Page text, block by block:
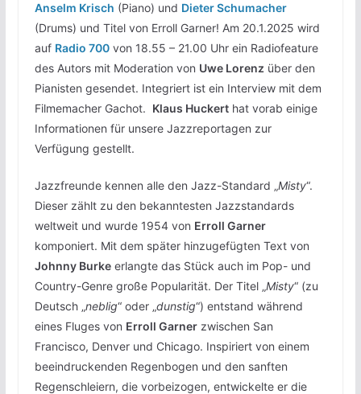
Anselm Krisch (Piano) und Dieter Schumacher
(Drums) und Titel von Erroll Garner! Am 20.1.2025 wird
auf Radio 700von 18.55 – 21.00 Uhr ein Radiofeature
des Autors mit Moderation von Uwe Lorenz über den
Pianisten gesendet. Integriert ist ein Interview mit dem
Filmemacher Gachot. Klaus Huckerthat vorab einige
Informationen für unsere Jazzreportagen zur
Verfügung gestellt.
Jazzfreunde kennen alle den Jazz-Standard „Misty“.
Dieser zählt zu den bekanntesten Jazzstandards
weltweit und wurde 1954 von Erroll Garner
komponiert. Mit dem später hinzugefügten Text von
Johnny Burkeerlangte das Stück auch im Pop- und
Country-Genre große Popularität. Der Titel „Misty“ (zu
Deutsch „neblig“ oder „dunstig“) entstand während
eines Fluges von Erroll Garnerzwischen San
Francisco, Denver und Chicago. Inspiriert von einem
beeindruckenden Regenbogen und den sanften
Regenschleiern, die vorbeizogen, entwickelte er die